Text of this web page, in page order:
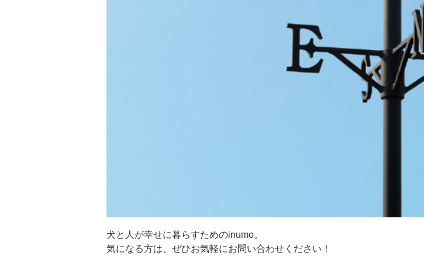
犬と人が幸せに暮らすためのinumo。
気になる方は、ぜひお気軽にお問い合わせください！